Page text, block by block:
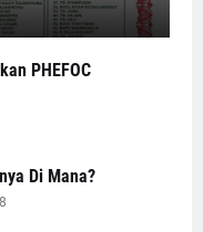
PHEFOC
Di Mana?